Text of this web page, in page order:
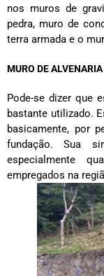
nos muros de
pedra, muro de
terra armada e o
MURO DE
Pode-se dizer que
bastante utilizado.
basicamente, por
fundação. Sua
especialmente
empregados na